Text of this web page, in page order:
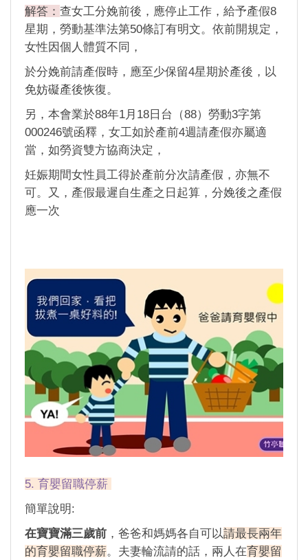
解答： 查女工分娩前後，應停止工作，給予產假8
星期，勞動基準法第50條訂有明文。依前開規定，
女性因個人體質不同，
於分娩前請產假時，應至少保留4星期於產後，以
免妨礙產後恢復。
另，本會業於88年1月18日台（88）勞動3字第
000246號函釋，女工如於產前4週請產假亦屬適
當，如勞資雙方協商決定，
妊娠期間女性員工得於產前分次請產假，亦無不
可。又，產假最遲自生產之日起算，分娩後之產假
應一次
5. 育嬰留職停薪
簡單說明:
在寶寶滿三歲前 ，爸爸和媽媽各自可以請最長兩年
的育嬰留職停薪。夫妻輪流請的話，兩人在育嬰留